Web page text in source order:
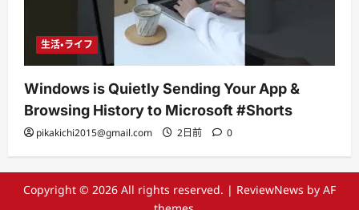
生活・ライフ
Windows is Quietly Sending Your App &
Browsing History to Microsoft #Shorts
pikakichi2015@gmail.com 2日前 0
Copyright © 2026 All rights reserved. | ReviewNews by AF